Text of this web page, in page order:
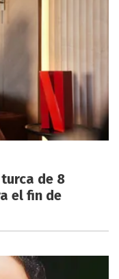
de 8
el fin de